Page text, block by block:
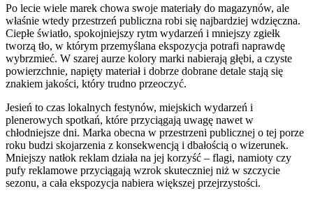
Po lecie wiele marek chowa swoje materiały do magazynów, ale
właśnie wtedy przestrzeń publiczna robi się najbardziej wdzięczna.
Ciepłe światło, spokojniejszy rytm wydarzeń i mniejszy zgiełk
tworzą tło, w którym przemyślana ekspozycja potrafi naprawdę
wybrzmieć. W szarej aurze kolory marki nabierają głębi, a czyste
powierzchnie, napięty materiał i dobrze dobrane detale stają się
znakiem jakości, który trudno przeoczyć.
Jesień to czas lokalnych festynów, miejskich wydarzeń i
plenerowych spotkań, które przyciągają uwagę nawet w
chłodniejsze dni. Marka obecna w przestrzeni publicznej o tej porze
roku budzi skojarzenia z konsekwencją i dbałością o wizerunek.
Mniejszy natłok reklam działa na jej korzyść – flagi, namioty czy
pufy reklamowe przyciągają wzrok skuteczniej niż w szczycie
sezonu, a cała ekspozycja nabiera większej przejrzystości.